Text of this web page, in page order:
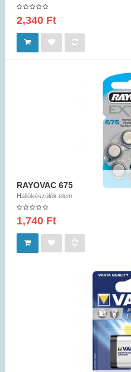
2,340 Ft
RAYOVAC 675
Hallókészülék elem
1,740 Ft